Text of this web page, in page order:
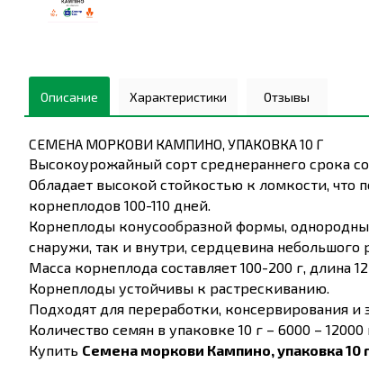
Описание Характеристики Отзывы
СЕМЕНА МОРКОВИ КАМПИНО, УПАКОВКА 10 Г
Высокоурожайный сорт среднераннего срока
Обладает высокой стойкостью к ломкости, что
корнеплодов 100-110 дней.
Корнеплоды конусообразной формы,
снаружи, так и внутри, сердцевина небольшого
Масса корнеплода составляет 100-200 г, длина
Корнеплоды устойчивы к растрескиванию.
Подходят для переработки, консервирования
Количество семян в упаковке 10 г – 6000 – 12000
Купить Семена моркови Кампино, упаковка 10